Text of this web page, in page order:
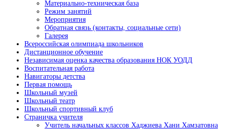
Материально-техническая база
Режим занятий
Мероприятия
Обратная связь (контакты, социальные сети)
Галерея
Всероссийская олимпиада школьников
Дистанционное обучение
Независимая оценка качества образования НОК УОДД
Воспитательная работа
Навигаторы детства
Первая помощь
Школьный музей
Школьный театр
Школьный спортивный клуб
Страничка учителя
Учитель начальных классов Хаджиева Хани Хамзатовна